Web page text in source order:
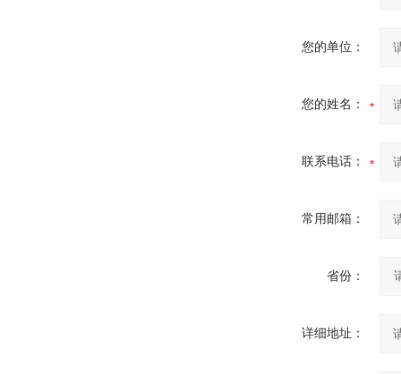
您的单位：
您的姓名：
联系电话：
常用邮箱：
省份：
详细地址：